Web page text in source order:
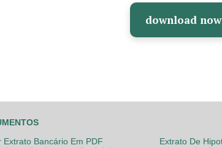
download now
Extrato Bancário Em PDF
Extrato De